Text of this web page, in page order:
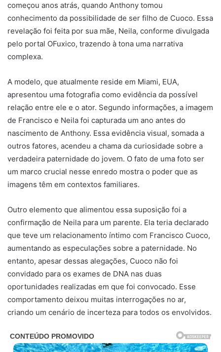
começou anos atrás, quando Anthony tomou
conhecimento da possibilidade de ser filho de Cuoco. Essa
revelação foi feita por sua mãe, Neila, conforme divulgada
pelo portal OFuxico, trazendo à tona uma narrativa
complexa.
A modelo, que atualmente reside em Miami, EUA,
apresentou uma fotografia como evidência da possível
relação entre ele e o ator. Segundo informações, a imagem
de Francisco e Neila foi capturada um ano antes do
nascimento de Anthony. Essa evidência visual, somada a
outros fatores, acendeu a chama da curiosidade sobre a
verdadeira paternidade do jovem. O fato de uma foto ser
um marco crucial nesse enredo mostra o poder que as
imagens têm em contextos familiares.
Outro elemento que alimentou essa suposição foi a
confirmação de Neila para um parente. Ela teria declarado
que teve um relacionamento íntimo com Francisco Cuoco,
aumentando as especulações sobre a paternidade. No
entanto, apesar dessas alegações, Cuoco não foi
convidado para os exames de DNA nas duas
oportunidades realizadas em que foi convocado. Esse
comportamento deixou muitas interrogações no ar,
criando um cenário de incerteza para todos os envolvidos.